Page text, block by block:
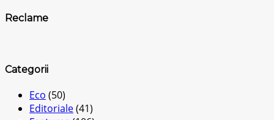
Reclame
Categorii
Eco (50)
Editoriale(41)